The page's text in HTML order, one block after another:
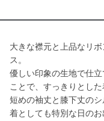
大きな襟元と上品なリ
ス。
優しい印象の生地で仕
ことで、すっきりとした
短めの袖丈と膝下丈の
着としても特別な日のお